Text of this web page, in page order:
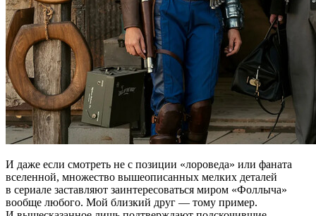
И даже если смотреть не с позиции «лороведа» или фаната
вселенной, множество вышеописанных мелких деталей
в сериале заставляют заинтересоваться миром «Фоллыча»
вообще любого. Мой близкий друг — тому пример.